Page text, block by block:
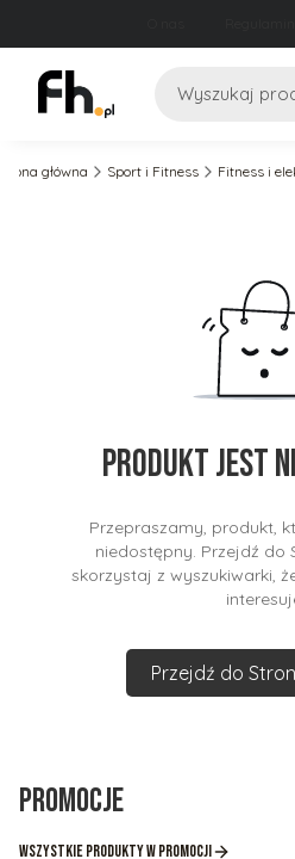
Szukaj
główna Sport i Fitness Fitness i
Produkt jest
Przepraszamy, produkt,
niedostępny. Przejdź do
skorzystaj z wyszukiwarki,
Przejdź do
Promocje
Wszystkie produkty w promocji